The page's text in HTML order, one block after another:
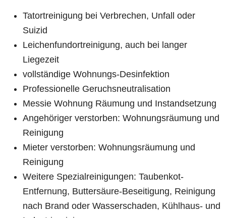
Tatortreinigung bei Verbrechen, Unfall oder
Suizid
Leichenfundortreinigung, auch bei langer
Liegezeit
vollständige Wohnungs-Desinfektion
Professionelle Geruchsneutralisation
Messie Wohnung Räumung und Instandsetzung
Angehöriger verstorben: Wohnungsräumung und
Reinigung
Mieter verstorben: Wohnungsräumung und
Reinigung
Weitere Spezialreinigungen: Taubenkot-
Entfernung, Buttersäure-Beseitigung, Reinigung
nach Brand oder Wasserschaden, Kühlhaus- und